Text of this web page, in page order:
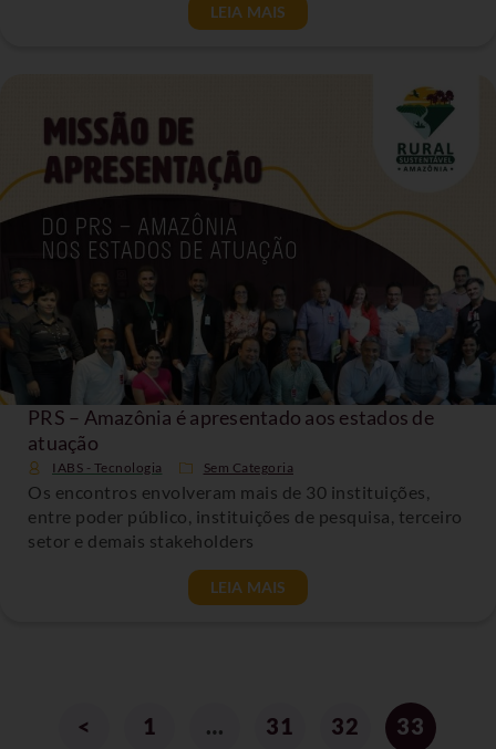
LEIA MAIS
PRS – Amazônia é apresentado aos estados de
atuação
IABS - Tecnologia Sem Categoria
Os encontros envolveram mais de 30 instituições,
entre poder público, instituições de pesquisa, terceiro
setor e demais stakeholders
LEIA MAIS
< 1 … 31 32 33